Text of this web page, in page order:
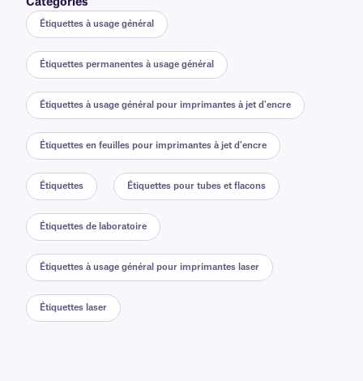
Catégories
Étiquettes à usage général
Étiquettes permanentes à usage général
Étiquettes à usage général pour imprimantes à jet d'encre
Étiquettes en feuilles pour imprimantes à jet d'encre
Étiquettes Étiquettes pour tubes et flacons
Étiquettes de laboratoire
Étiquettes à usage général pour imprimantes laser
Étiquettes laser